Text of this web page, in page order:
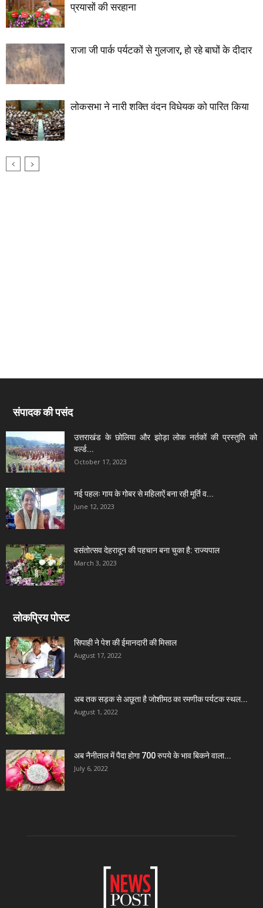
प्रयासों की सरहाना
राजा जी पार्क पर्यटकों से गुलजार, हो रहे बाघों के दीदार
लोकसभा ने नारी शक्ति वंदन विधेयक को पारित किया
संपादक की पसंद
उत्तराखंड के छोलिया और झोड़ा लोक नर्तकों की प्रस्तुति को
वर्ल्ड...
October 17, 2023
नई पहलः गाय के गोबर से महिलाऐं बना रही मूर्ति व...
June 12, 2023
वसंतोत्सव देहरादून की पहचान बना चुका है: राज्यपाल
March 3, 2023
लोकप्रिय पोस्ट
सिपाही ने पेश की ईमानदारी की मिसाल
August 17, 2022
अब तक सड़क से अछूता है जोशीमठ का रमणीक पर्यटक स्थल...
August 1, 2022
अब नैनीताल में पैदा होगा 700 रुपये के भाव बिकने वाला...
July 6, 2022